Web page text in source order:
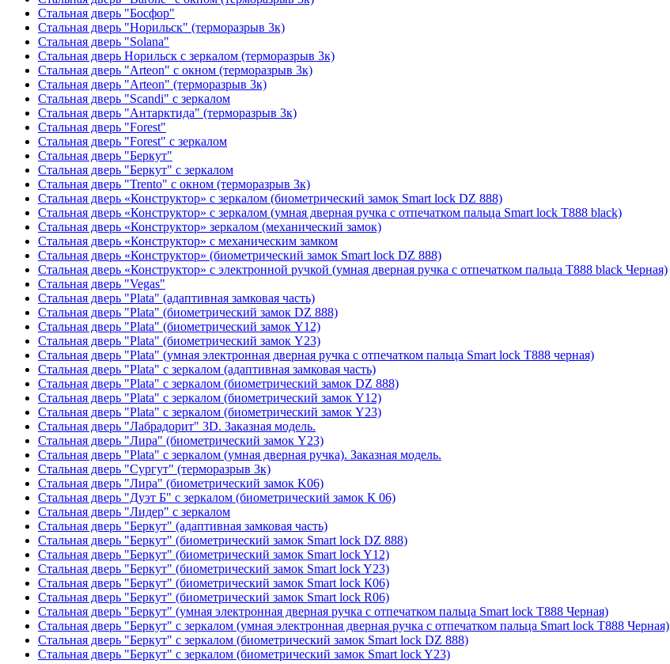
Стальная дверь "Босфор"
Стальная дверь "Норильск" (терморазрыв 3к)
Стальная дверь "Solana"
Стальная дверь Норильск с зеркалом (терморазрыв 3к)
Стальная дверь "Arteon" с окном (терморазрыв 3к)
Стальная дверь "Arteon" (терморазрыв 3к)
Стальная дверь "Scandi" с зеркалом
Стальная дверь "Антарктида" (терморазрыв 3к)
Стальная дверь "Forest"
Стальная дверь "Forest" с зеркалом
Стальная дверь "Беркут"
Стальная дверь "Беркут" с зеркалом
Стальная дверь "Trento" с окном (терморазрыв 3к)
Стальная дверь «Конструктор» с зеркалом (биометрический замок Smart lock DZ 888)
Стальная дверь «Конструктор» с зеркалом (умная дверная ручка с отпечатком пальца Smart lock T888 black)
Стальная дверь «Конструктор» зеркалом (механический замок)
Стальная дверь «Конструктор» с механическим замком
Стальная дверь «Конструктор» (биометрический замок Smart lock DZ 888)
Стальная дверь «Конструктор» с электронной ручкой (умная дверная ручка с отпечатком пальца T888 black Черная)
Стальная дверь "Vegas"
Стальная дверь "Plata" (адаптивная замковая часть)
Стальная дверь "Plata" (биометрический замок DZ 888)
Стальная дверь "Plata" (биометрический замок Y12)
Стальная дверь "Plata" (биометрический замок Y23)
Стальная дверь "Plata" (умная электронная дверная ручка с отпечатком пальца Smart lock T888 черная)
Стальная дверь "Plata" с зеркалом (адаптивная замковая часть)
Стальная дверь "Plata" с зеркалом (биометрический замок DZ 888)
Стальная дверь "Plata" с зеркалом (биометрический замок Y12)
Стальная дверь "Plata" с зеркалом (биометрический замок Y23)
Стальная дверь "Лабрадорит" 3D. Заказная модель.
Стальная дверь "Лира" (биометрический замок Y23)
Стальная дверь "Plata" с зеркалом (умная дверная ручка). Заказная модель.
Стальная дверь "Сургут" (терморазрыв 3к)
Стальная дверь "Лира" (биометрический замок K06)
Стальная дверь "Дуэт Б" с зеркалом (биометрический замок К 06)
Стальная дверь "Лидер" с зеркалом
Стальная дверь "Беркут" (адаптивная замковая часть)
Стальная дверь "Беркут" (биометрический замок Smart lock DZ 888)
Стальная дверь "Беркут" (биометрический замок Smart lock Y12)
Стальная дверь "Беркут" (биометрический замок Smart lock Y23)
Стальная дверь "Беркут" (биометрический замок Smart lock К06)
Стальная дверь "Беркут" (биометрический замок Smart lock R06)
Стальная дверь "Беркут" (умная электронная дверная ручка с отпечатком пальца Smart lock T888 Черная)
Стальная дверь "Беркут" с зеркалом (умная электронная дверная ручка с отпечатком пальца Smart lock T888 Черная)
Стальная дверь "Беркут" с зеркалом (биометрический замок Smart lock DZ 888)
Стальная дверь "Беркут" с зеркалом (биометрический замок Smart lock Y23)